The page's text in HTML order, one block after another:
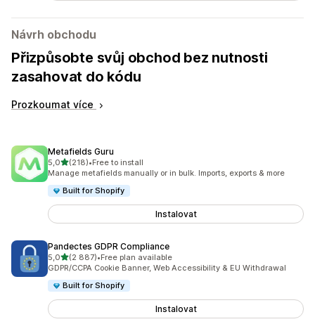
Návrh obchodu
Přizpůsobte svůj obchod bez nutnosti
zasahovat do kódu
Prozkoumat více
Metafields Guru
5,0z 5 hvězd
(218)
Celkový počet recenzí: 218
•Free to install
Manage metafields manually or in bulk. Imports, exports & more
Built for Shopify
Instalovat
Pandectes GDPR Compliance
5,0z 5 hvězd
(2 887)
Celkový počet recenzí: 2887
•Free plan available
GDPR/CCPA Cookie Banner, Web Accessibility & EU Withdrawal
Built for Shopify
Instalovat